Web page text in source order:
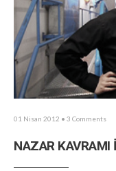
01 Nisan 2012 • 3 Comments
NAZAR KAVRAMI